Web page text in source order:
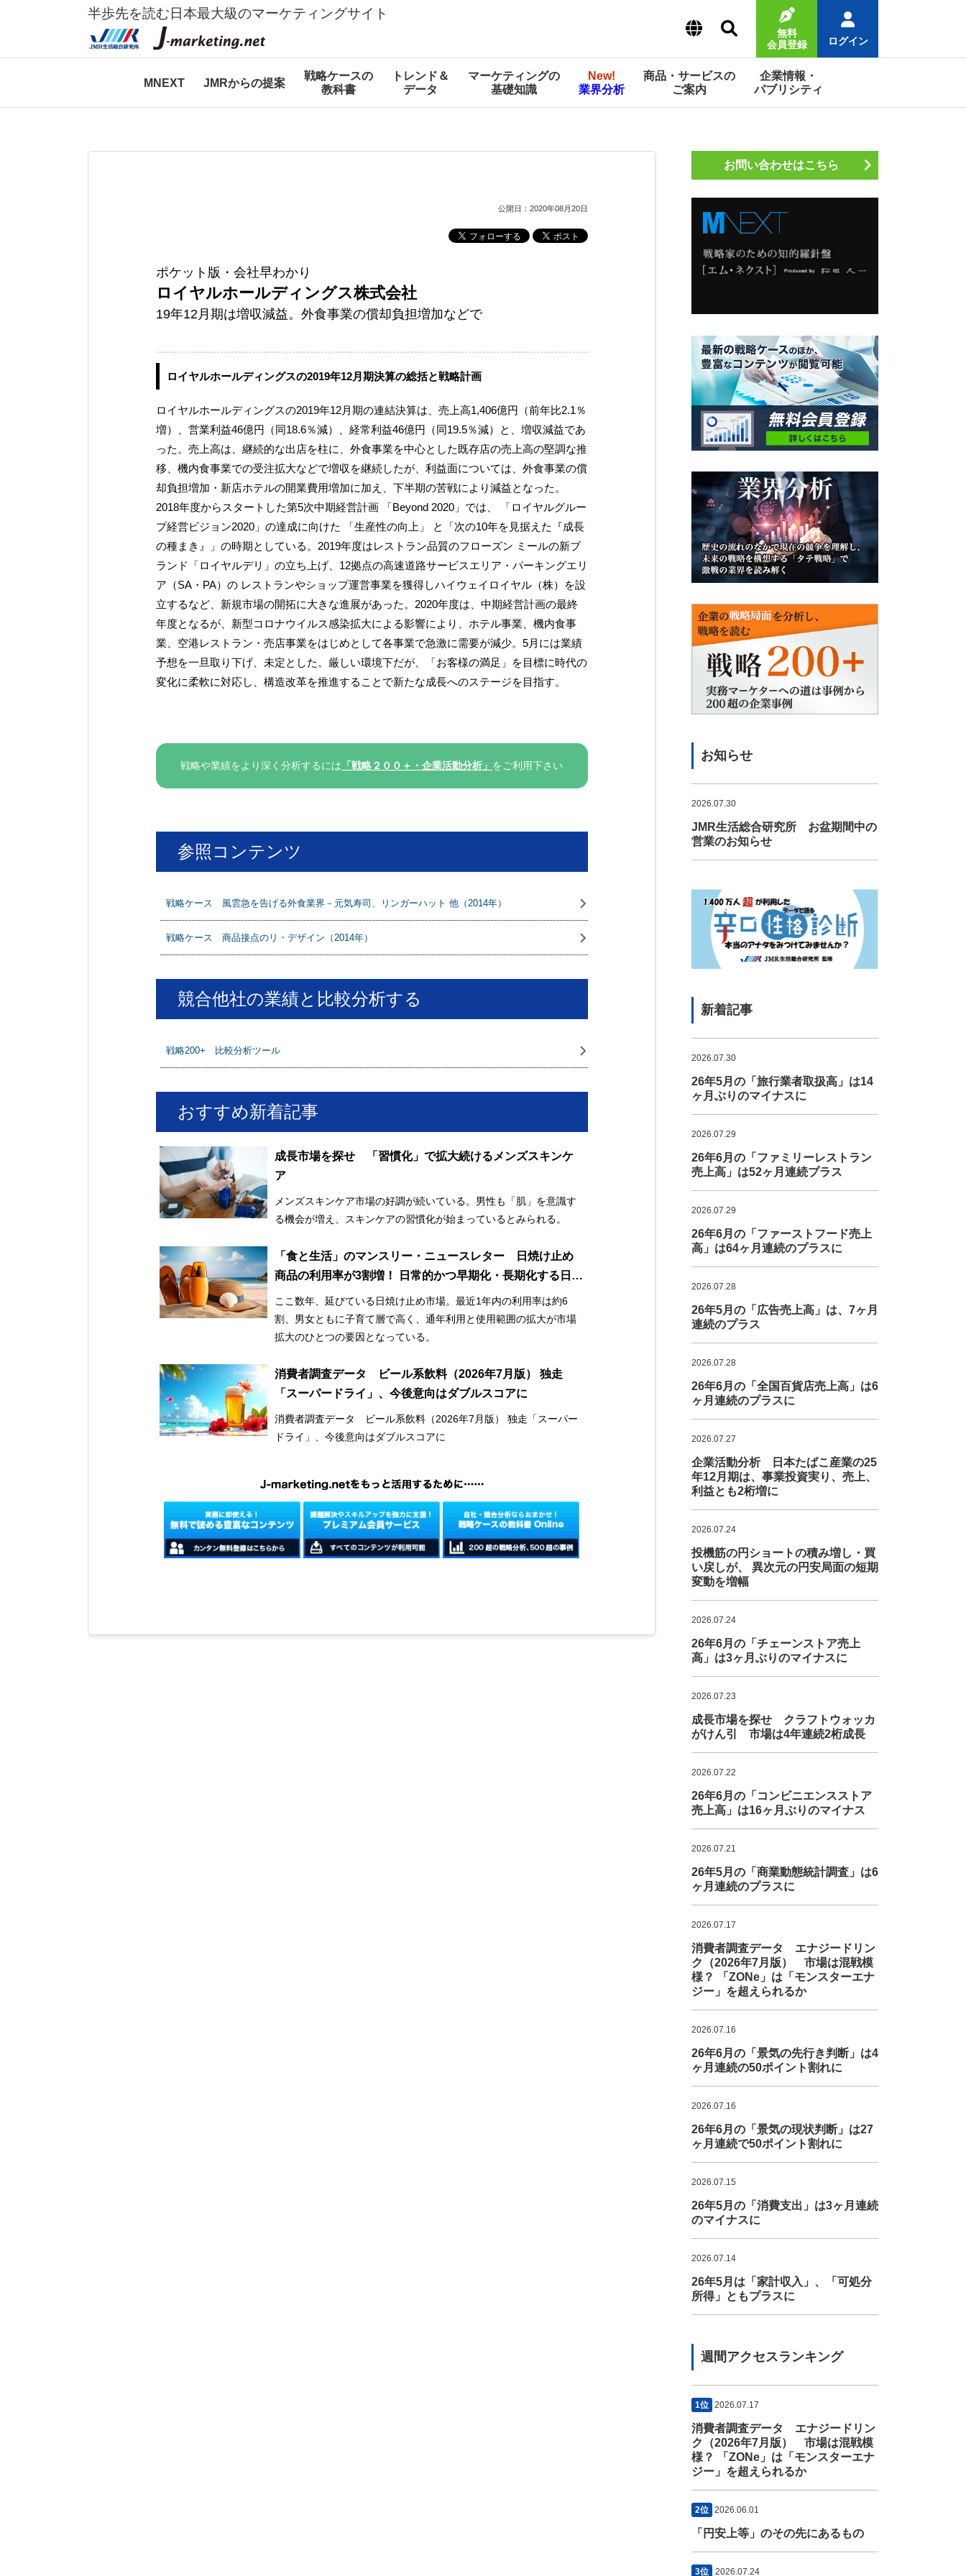
半歩先を読む日本最大級のマーケティングサイト
無料
会員登録
ログイン
MNEXT JMRからの提案
戦略ケースの
教科書
トレンド＆
データ
マーケティングの
基礎知識
New!
業界分析
商品・サービスの
ご案内
企業情報・
パブリシティ
公開日：2020年08月20日
ポケット版・会社早わかり
ロイヤルホールディングス株式会社
19年12月期は増収減益。外食事業の償却負担増加などで
ロイヤルホールディングスの2019年12月期決算の総括と戦略計画
ロイヤルホールディングスの2019年12月期の連結決算は、売上高1,406億円（前年比2.1％
増）、営業利益46億円（同18.6％減）、経常利益46億円（同19.5％減）と、増収減益であ
った。売上高は、継続的な出店を柱に、外食事業を中心とした既存店の売上高の堅調な推
移、機内食事業での受注拡大などで増収を継続したが、利益面については、外食事業の償
却負担増加・新店ホテルの開業費用増加に加え、下半期の苦戦により減益となった。
2018年度からスタートした第5次中期経営計画 「Beyond 2020」では、 「ロイヤルグルー
プ経営ビジョン2020」の達成に向けた 「生産性の向上」 と「次の10年を見据えた『成長
の種まき』」の時期としている。2019年度はレストラン品質のフローズン ミールの新ブ
ランド「ロイヤルデリ」の立ち上げ、12拠点の高速道路サービスエリア・パーキングエリ
ア（SA・PA）の レストランやショップ運営事業を獲得しハイウェイロイヤル（株）を設
立するなど、新規市場の開拓に大きな進展があった。2020年度は、中期経営計画の最終
年度となるが、新型コロナウイルス感染拡大による影響により、ホテル事業、機内食事
業、空港レストラン・売店事業をはじめとして各事業で急激に需要が減少。5月には業績
予想を一旦取り下げ、未定とした。厳しい環境下だが、「お客様の満足」を目標に時代の
変化に柔軟に対応し、構造改革を推進することで新たな成長へのステージを目指す。
戦略や業績をより深く分析するには 「戦略２００＋・企業活動分析」 をご利用下さい
参照コンテンツ
戦略ケース 風雲急を告げる外食業界－元気寿司、リンガーハット 他（2014年）
戦略ケース 商品接点のリ・デザイン（2014年）
競合他社の業績と比較分析する
戦略200+ 比較分析ツール
おすすめ新着記事
成長市場を探せ 「習慣化」で拡大続けるメンズスキンケ
ア
メンズスキンケア市場の好調が続いている。男性も「肌」を意識す
る機会が増え、スキンケアの習慣化が始まっているとみられる。
「食と生活」のマンスリー・ニュースレター 日焼け止め
商品の利用率が3割増！ 日常的かつ早期化・長期化する日焼
け止め市場
ここ数年、延びている日焼け止め市場。最近1年内の利用率は約6
割、男女ともに子育て層で高く、通年利用と使用範囲の拡大が市場
拡大のひとつの要因となっている。
消費者調査データ ビール系飲料（2026年7月版） 独走
「スーパードライ」、今後意向はダブルスコアに
消費者調査データ ビール系飲料（2026年7月版） 独走「スーパー
ドライ」、今後意向はダブルスコアに
お問い合わせはこちら
お知らせ
2026.07.30
JMR生活総合研究所 お盆期間中の
営業のお知らせ
新着記事
2026.07.30
26年5月の「旅行業者取扱高」は14
ヶ月ぶりのマイナスに
2026.07.29
26年6月の「ファミリーレストラン
売上高」は52ヶ月連続プラス
2026.07.29
26年6月の「ファーストフード売上
高」は64ヶ月連続のプラスに
2026.07.28
26年5月の「広告売上高」は、7ヶ月
連続のプラス
2026.07.28
26年6月の「全国百貨店売上高」は6
ヶ月連続のプラスに
2026.07.27
企業活動分析 日本たばこ産業の25
年12月期は、事業投資実り、売上、
利益とも2桁増に
2026.07.24
投機筋の円ショートの積み増し・買
い戻しが、 異次元の円安局面の短期
変動を増幅
2026.07.24
26年6月の「チェーンストア売上
高」は3ヶ月ぶりのマイナスに
2026.07.23
成長市場を探せ クラフトウォッカ
がけん引 市場は4年連続2桁成長
2026.07.22
26年6月の「コンビニエンスストア
売上高」は16ヶ月ぶりのマイナス
2026.07.21
26年5月の「商業動態統計調査」は6
ヶ月連続のプラスに
2026.07.17
消費者調査データ エナジードリン
ク（2026年7月版） 市場は混戦模
様？ 「ZONe」は「モンスターエナ
ジー」を超えられるか
2026.07.16
26年6月の「景気の先行き判断」は4
ヶ月連続の50ポイント割れに
2026.07.16
26年6月の「景気の現状判断」は27
ヶ月連続で50ポイント割れに
2026.07.15
26年5月の「消費支出」は3ヶ月連続
のマイナスに
2026.07.14
26年5月は「家計収入」、「可処分
所得」ともプラスに
週間アクセスランキング
1位 2026.07.17
消費者調査データ エナジードリン
ク（2026年7月版） 市場は混戦模
様？ 「ZONe」は「モンスターエナ
ジー」を超えられるか
2位 2026.06.01
「円安上等」のその先にあるもの
3位 2026.07.24